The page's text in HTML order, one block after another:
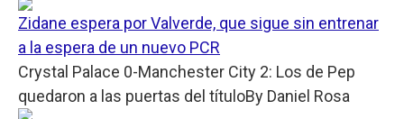
Zidane espera por Valverde, que sigue sin entrenar
a la espera de un nuevo PCR
Crystal Palace 0-Manchester City 2: Los de Pep
quedaron a las puertas del títuloBy Daniel Rosa